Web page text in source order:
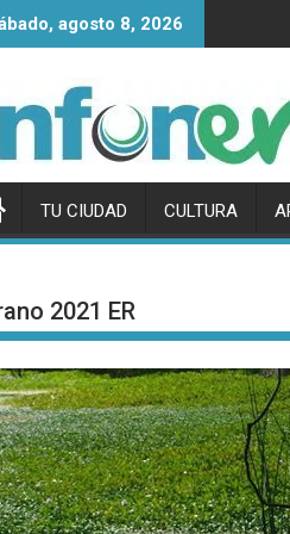
agosto 8, 2026
TU CIUDAD CULTURA
2021 ER